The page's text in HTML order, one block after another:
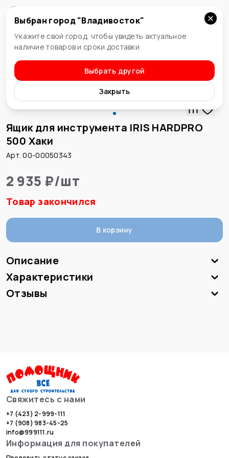
Владивосток
Выбран город "Владивосток"
Укажите свой город, чтобы увидеть актуальное
наличие товаров и сроки доставки
Выбрать другой
Закрыть
Ящики, органайзеры
Ящик для инструмента IRIS HARDPRO
500 Хаки
Арт. 00-00050343
2 935 ₽/шт
Товар закончился
В корзину
Описание
Характеристики
Отзывы
Свяжитесь с нами
+7 (423) 2-999-111
+7 (908) 983-45-25
info@999111.ru
Информация для покупателей